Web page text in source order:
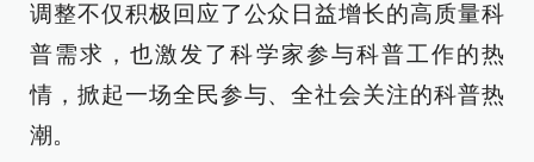
调整不仅积极回应了公众日益增长的高质量科
普需求，也激发了科学家参与科普工作的热
情，掀起一场全民参与、全社会关注的科普热
潮。